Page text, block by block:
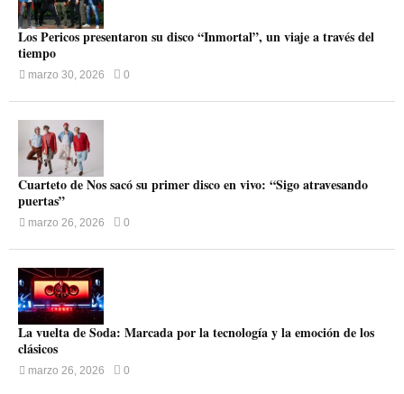
Los Pericos presentaron su disco “Inmortal”, un viaje a través del
tiempo
marzo 30, 2026 0
Cuarteto de Nos sacó su primer disco en vivo: “Sigo atravesando
puertas”
marzo 26, 2026 0
La vuelta de Soda: Marcada por la tecnología y la emoción de los
clásicos
marzo 26, 2026 0